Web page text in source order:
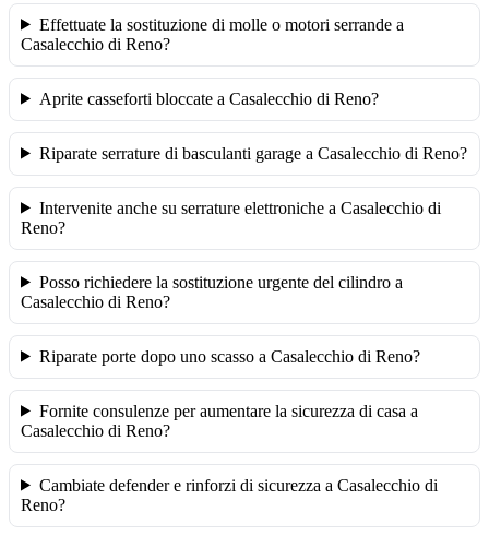
Effettuate la sostituzione di molle o motori serrande a
Casalecchio di Reno?
Aprite casseforti bloccate a Casalecchio di Reno?
Riparate serrature di basculanti garage a Casalecchio di Reno?
Intervenite anche su serrature elettroniche a Casalecchio di
Reno?
Posso richiedere la sostituzione urgente del cilindro a
Casalecchio di Reno?
Riparate porte dopo uno scasso a Casalecchio di Reno?
Fornite consulenze per aumentare la sicurezza di casa a
Casalecchio di Reno?
Cambiate defender e rinforzi di sicurezza a Casalecchio di
Reno?